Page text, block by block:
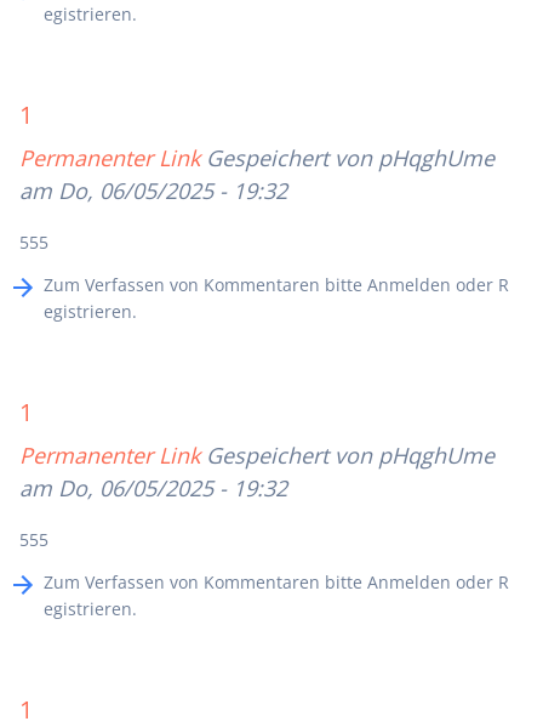
egistrieren.
1
Permanenter Link Gespeichert von pHqghUme
am Do, 06/05/2025 - 19:32
555
Zum Verfassen von Kommentaren bitte Anmelden oder R
egistrieren.
1
Permanenter Link Gespeichert von pHqghUme
am Do, 06/05/2025 - 19:32
555
Zum Verfassen von Kommentaren bitte Anmelden oder R
egistrieren.
1